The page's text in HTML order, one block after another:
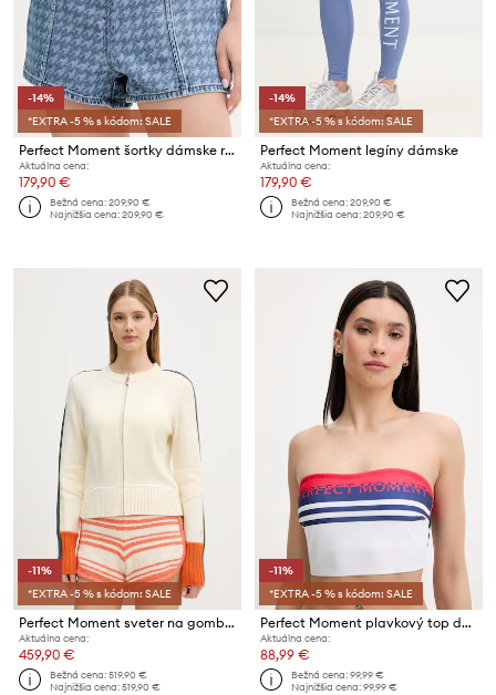
-14%
*EXTRA -5 % s kódom: SALE
Perfect Moment šortky dámske rifľové
Aktuálna cena:
179,90 €
Bežná cena:209,90 €
Najnižšia cena:209,90 €
-14%
*EXTRA -5 % s kódom: SALE
Perfect Moment legíny dámske
Aktuálna cena:
179,90 €
Bežná cena:209,90 €
Najnižšia cena:209,90 €
-11%
*EXTRA -5 % s kódom: SALE
Perfect Moment sveter na gombíky dámsky z meríno vlny Camille
Aktuálna cena:
459,90 €
Bežná cena:519,90 €
Najnižšia cena:519,90 €
-11%
*EXTRA -5 % s kódom: SALE
Perfect Moment plavkový top dámsky
Aktuálna cena:
88,99 €
Bežná cena:99,99 €
Najnižšia cena:99,99 €